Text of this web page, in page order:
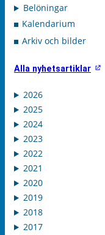
Belöningar
Kalendarium
Arkiv och bilder
Alla nyhetsartiklar
2026
2025
2024
2023
2022
2021
2020
2019
2018
2017